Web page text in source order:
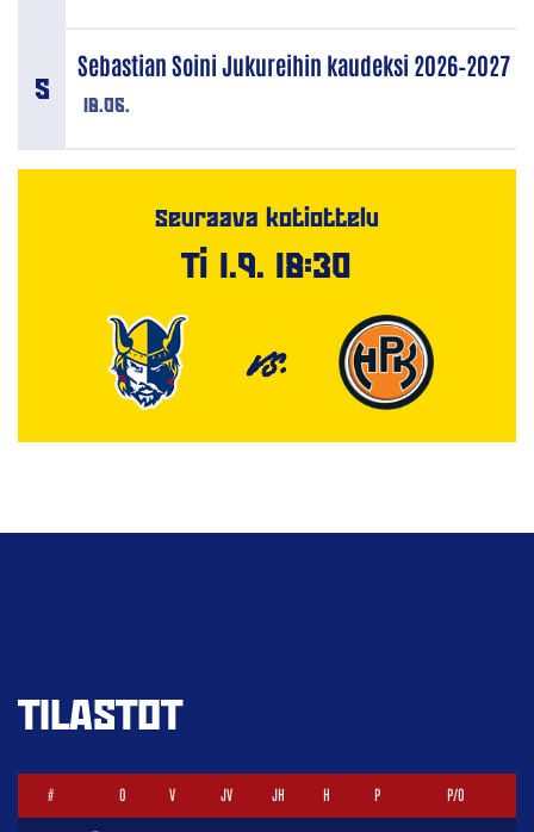
18.06.
Sebastian Soini Jukureihin kaudeksi 2026–2027
Seuraava kotiottelu
Ti 1.9. 18:30
VS.
TILASTOT
# O V JV JH H P P/O